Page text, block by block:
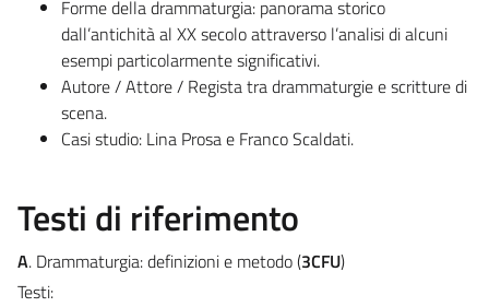
Forme della drammaturgia: panorama storico
dall’antichità al XX secolo attraverso l’analisi di alcuni
esempi particolarmente significativi.
Autore / Attore / Regista tra drammaturgie e scritture di
scena.
Casi studio: Lina Prosa e Franco Scaldati.
Testi di riferimento
A. Drammaturgia: definizioni e metodo (3CFU)
Testi: